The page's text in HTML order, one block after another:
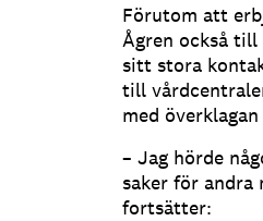
Förutom att
Ågren också
sitt stora
till
med
– Jag hörde
saker för andra
fortsätter: